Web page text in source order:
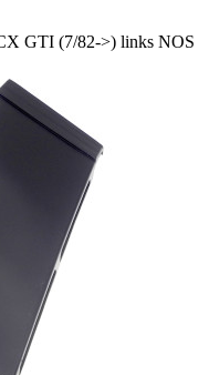
GTI (7/82->) links NOS